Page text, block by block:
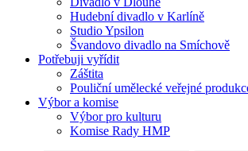
Hudební divadlo v Karlíně
Studio Ypsilon
Švandovo divadlo na Smíchově
Potřebuji vyřídit
Záštita
Pouliční umělecké veřejné
Výbor a komise
Výbor pro kulturu
Komise Rady HMP